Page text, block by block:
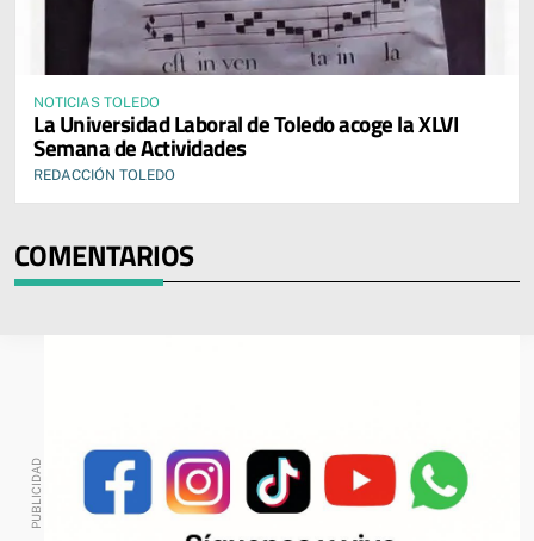
NOTICIAS TOLEDO
La Universidad Laboral de Toledo acoge la XLVI
Semana de Actividades
REDACCIÓN TOLEDO
COMENTARIOS